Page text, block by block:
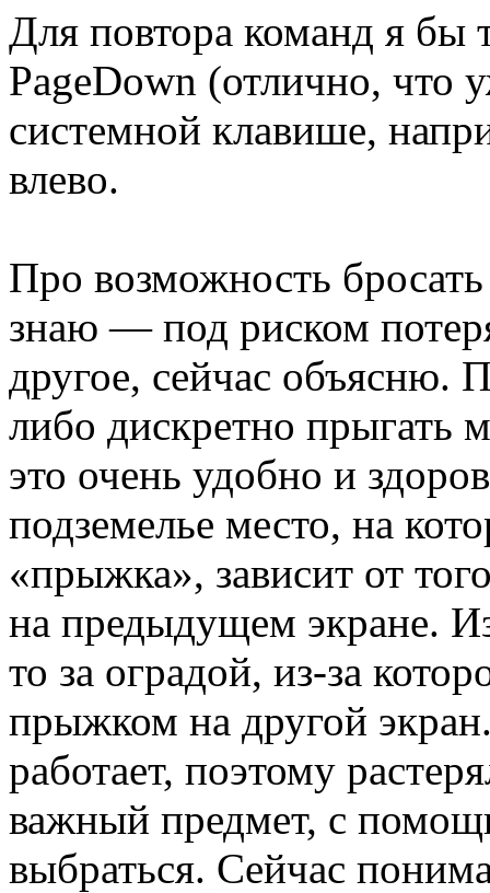
Для повтора команд я бы
PageDown (отлично, что
системной клавише,
влево.
Про возможность
знаю — под риском
другое, сейчас объясню.
либо дискретно прыгать
это очень удобно и
подземелье место, на
«прыжка», зависит от
на предыдущем экране.
то за оградой, из-за
прыжком на другой
работает, поэтому
важный предмет, с
выбраться. Сейчас